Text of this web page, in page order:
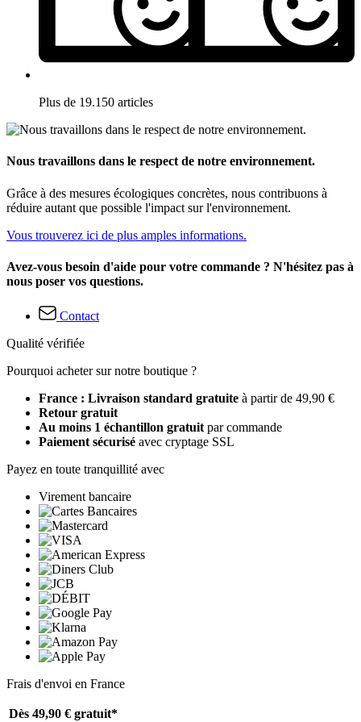
Plus de 19.150 articles
Nous travaillons dans le respect de notre environnement.
Grâce à des mesures écologiques concrètes, nous contribuons à
réduire autant que possible l'impact sur l'environnement.
Vous trouverez ici de plus amples informations.
Avez-vous besoin d'aide pour votre commande ? N'hésitez pas à
nous poser vos questions.
Contact
Qualité vérifiée
Pourquoi acheter sur notre boutique ?
France : Livraison standard gratuite à partir de 49,90 €
Retour gratuit
Au moins 1 échantillon gratuit par commande
Paiement sécurisé avec cryptage SSL
Payez en toute tranquillité avec
Virement bancaire
Frais d'envoi en France
Dès 49,90 € gratuit*